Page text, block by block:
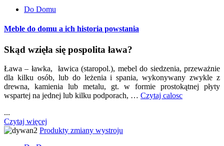
Do Domu
Meble do domu a ich historia powstania
Skąd wzięła się pospolita ława?
Ława – ławka, ławica (staropol.), mebel do siedzenia, przeważnie
dla kilku osób, lub do leżenia i spania, wykonywany zwykle z
drewna, kamienia lub metalu, gt. w formie prostokątnej płyty
wspartej na jednej lub kilku podporach, … Czytaj calosc
...
Czytaj więcej
Produkty zmiany wystroju